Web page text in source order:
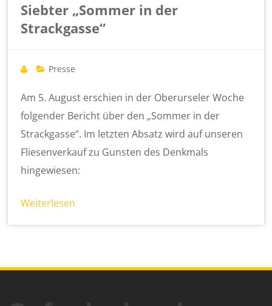
Siebter „Sommer in der
Strackgasse“
Presse
Am 5. August erschien in der Oberurseler Woche
folgender Bericht über den „Sommer in der
Strackgasse“. Im letzten Absatz wird auf unseren
Fliesenverkauf zu Gunsten des Denkmals
hingewiesen:
Weiterlesen